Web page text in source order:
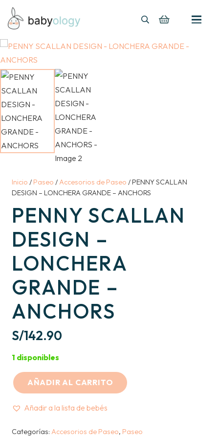
Inicio / Paseo /Accesorios de Paseo / PENNY SCALLAN
DESIGN – LONCHERA GRANDE – ANCHORS
PENNY SCALLAN
DESIGN –
LONCHERA
GRANDE –
ANCHORS
S/142.90
1 disponibles
PENNY
-
AÑADIR AL CARRITO
Añadir a la lista de bebés
Categorías: Accesorios de Paseo, Paseo